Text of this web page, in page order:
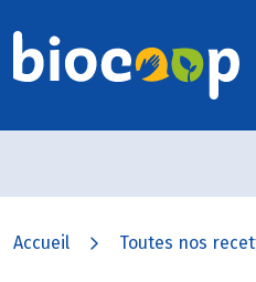
Accueil Toutes nos